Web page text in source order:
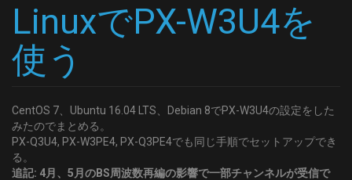
[C43]
	DELIVERY_SYSTEM = DVBC/ANNEX_A
	FREQUENCY = 345000000
	SYMBOL_RATE = 5274000
LinuxでPX-W3U4を
使う
CentOS 7、Ubuntu 16.04 LTS、Debian 8でPX-W3U4の設定をした
みたのでまとめる。
PX-Q3U4, PX-W3PE4, PX-Q3PE4でも同じ手順でセットアップでき
る。
追記: 4月、5月のBS周波数再編の影響で一部チャンネルが受信で